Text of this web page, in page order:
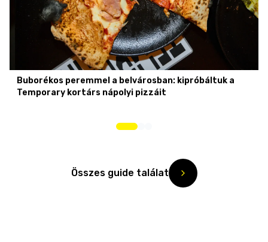
Buborékos peremmel a belvárosban: kipróbáltuk a
Temporary kortárs nápolyi pizzáit
Összes guide találat